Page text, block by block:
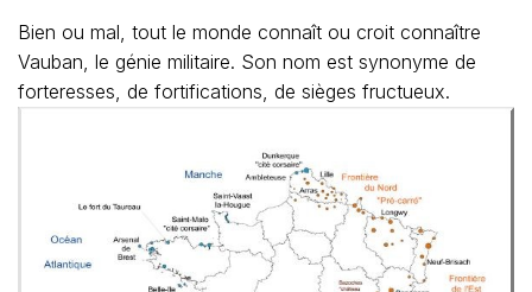
Bien ou mal, tout le monde connaît ou croit connaître
Vauban, le génie militaire. Son nom est synonyme de
forteresses, de fortifications, de sièges fructueux.